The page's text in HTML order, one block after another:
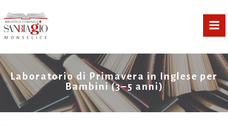
Laboratorio di Primavera in Inglese per
Bambini (3–5 anni)